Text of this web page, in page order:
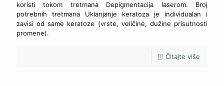
koristi tokom tretmana Depigmentacija laserom. Broj
potrebnih tretmana Uklanjanje keratoza je individualan i
zavisi od same keratoze (vrste, veličine, dužine prisutnosti
promene).
Čitajte više